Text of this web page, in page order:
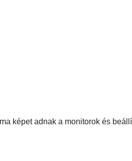
képet adnak a monitorok és